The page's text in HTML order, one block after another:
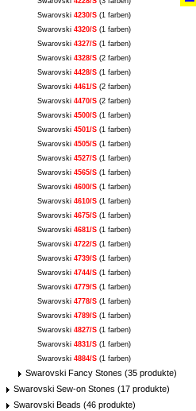
Swarovski 4230/S (1 farben)
Swarovski 4320/S (1 farben)
Swarovski 4327/S (1 farben)
Swarovski 4328/S (2 farben)
Swarovski 4428/S (1 farben)
Swarovski 4461/S (2 farben)
Swarovski 4470/S (2 farben)
Swarovski 4500/S (1 farben)
Swarovski 4501/S (1 farben)
Swarovski 4505/S (1 farben)
Swarovski 4527/S (1 farben)
Swarovski 4565/S (1 farben)
Swarovski 4600/S (1 farben)
Swarovski 4610/S (1 farben)
Swarovski 4675/S (1 farben)
Swarovski 4681/S (1 farben)
Swarovski 4722/S (1 farben)
Swarovski 4739/S (1 farben)
Swarovski 4744/S (1 farben)
Swarovski 4779/S (1 farben)
Swarovski 4778/S (1 farben)
Swarovski 4789/S (1 farben)
Swarovski 4827/S (1 farben)
Swarovski 4831/S (1 farben)
Swarovski 4884/S (1 farben)
Swarovski Fancy Stones (35 produkte)
Swarovski Sew-on Stones (17 produkte)
Swarovski Beads (46 produkte)